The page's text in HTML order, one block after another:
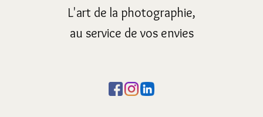
L'art de la photographie,
au service de vos envies